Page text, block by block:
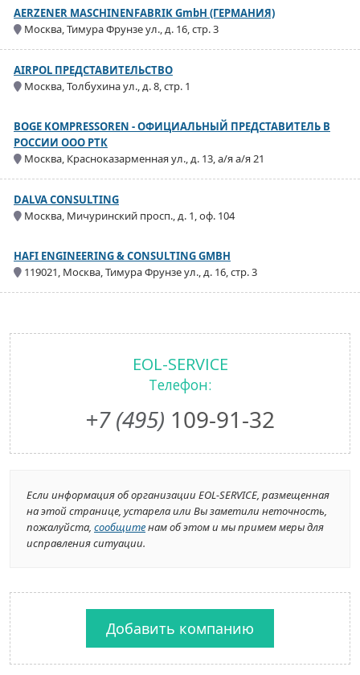
AERZENER MASCHINENFABRIK GmbH (ГЕРМАНИЯ)
Москва, Тимура Фрунзе ул., д. 16, стр. 3
AIRPOL ПРЕДСТАВИТЕЛЬСТВО
Москва, Толбухина ул., д. 8, стр. 1
BOGE KOMPRESSOREN - ОФИЦИАЛЬНЫЙ ПРЕДСТАВИТЕЛЬ В
РОССИИ ООО РТК
Москва, Красноказарменная ул., д. 13, а/я а/я 21
DALVA CONSULTING
Москва, Мичуринский просп., д. 1, оф. 104
HAFI ENGINEERING & CONSULTING GMBH
119021, Москва, Тимура Фрунзе ул., д. 16, стр. 3
EOL-SERVICE
Телефон:
+7 (495) 109-91-32
Если информация об организации EOL-SERVICE, размещенная
на этой странице, устарела или Вы заметили неточность,
пожалуйста, сообщитенам об этом и мы примем меры для
исправления ситуации.
Добавить компанию